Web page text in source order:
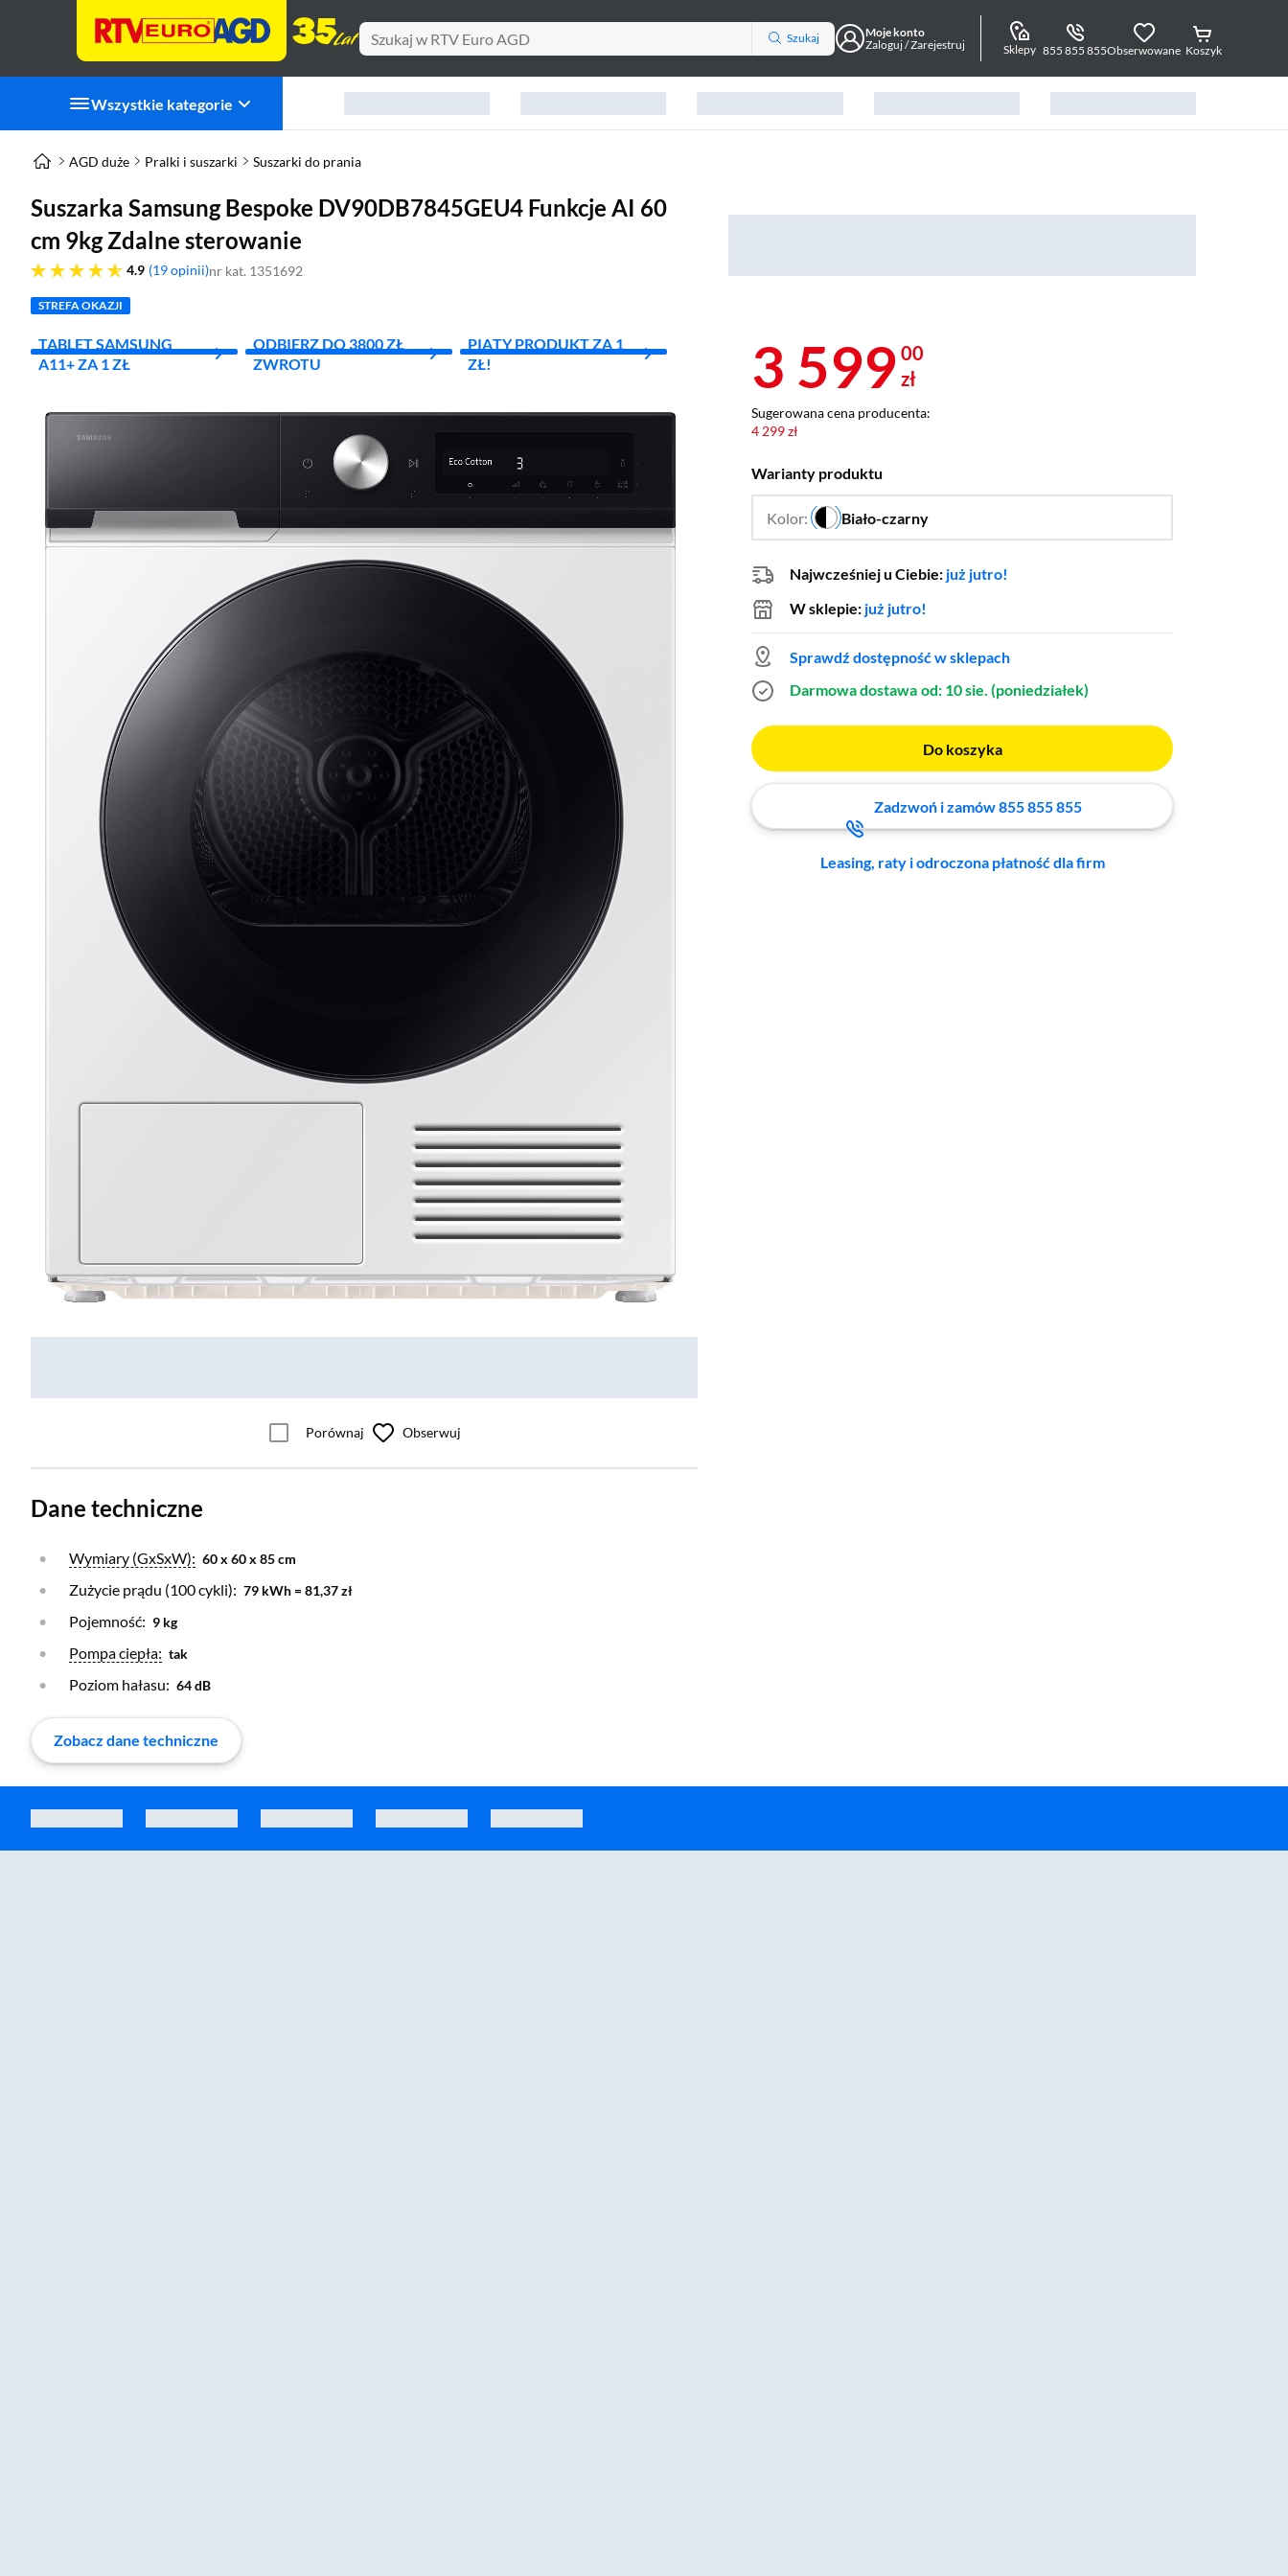
Szukaj
Moje konto
Zaloguj / Zarejestruj
Sklepy 855 855 855Obserwowane Koszyk
Wszystkie kategorie
AGD duże Pralki i suszarki Suszarki do prania
Suszarka Samsung Bespoke DV90DB7845GEU4 Funkcje AI 60
cm 9kg Zdalne sterowanie
4.9
4.9 gwiazdek 19 opinii nr kat. 1351692
STREFA OKAZJI
TABLET SAMSUNG
A11+ ZA 1 ZŁ
ODBIERZ DO 3800 ZŁ
ZWROTU
PIĄTY PRODUKT ZA 1
ZŁ!
Porównaj Obserwuj
3 599 00
zł
Sugerowana cena producenta:
4 299 zł
Warianty produktu
Kolor: Biało-czarny
…
Najwcześniej u Ciebie: już jutro!
W sklepie: już jutro!
Sprawdź dostępność w sklepach
Darmowa dostawa od: 10 sie. (poniedziałek)
Do koszyka
Zadzwoń i zamów 855 855 855
Leasing, raty i odroczona płatność dla firm
Dane techniczne
Otwórz warstwę
Wymiary (GxSxW): 60 x 60 x 85 cm
Zużycie prądu (100 cykli): 79 kWh = 81,37 zł
Pojemność: 9 kg
Otwórz warstwę
Pompa ciepła: tak
Poziom hałasu: 64 dB
Zobacz dane techniczne